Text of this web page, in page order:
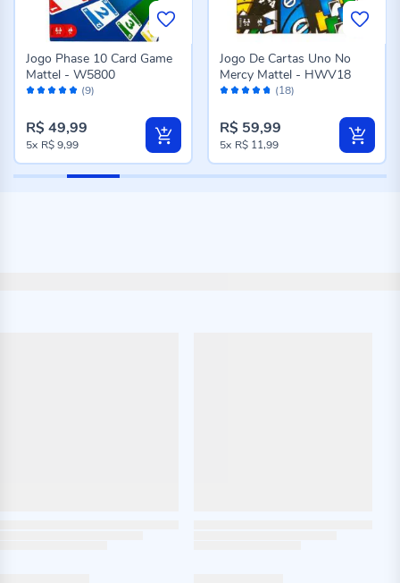
Avaliação: (9)
Jogo Phase 10 Card Game
Mattel - W5800
R$ 49,99
5x R$ 9,99
Avaliação: (18)
Jogo De Cartas Uno No
Mercy Mattel - HWV18
R$ 59,99
5x R$ 11,99